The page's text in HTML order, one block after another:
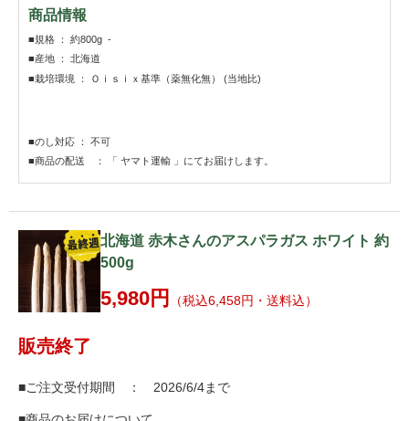
商品情報
■規格 ： 約800g -
■産地 ： 北海道
■栽培環境 ： Ｏｉｓｉｘ基準（薬無化無） (当地比)
■のし対応 ： 不可
■商品の配送 ： 「 ヤマト運輸 」にてお届けします。
北海道 赤木さんのアスパラガス ホワイト 約
500g
5,980円 （税込6,458円・送料込）
販売終了
■ご注文受付期間 ： 2026/6/4まで